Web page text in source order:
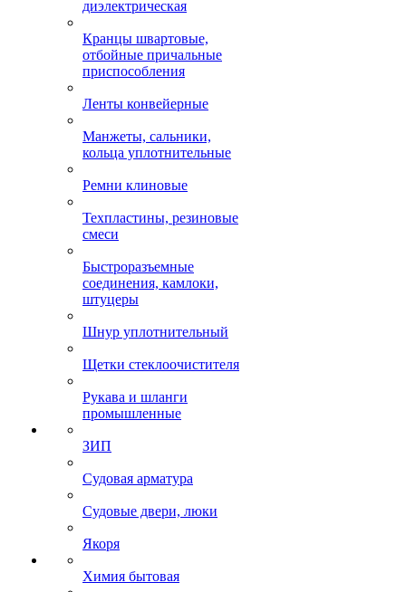
диэлектрическая
Кранцы швартовые,
отбойные причальные
приспособления
Ленты конвейерные
Манжеты, сальники,
кольца уплотнительные
Ремни клиновые
Техпластины, резиновые
смеси
Быстроразъемные
соединения, камлоки,
штуцеры
Шнур уплотнительный
Щетки стеклоочистителя
Рукава и шланги
промышленные
ЗИП
Судовая арматура
Судовые двери, люки
Якоря
Химия бытовая